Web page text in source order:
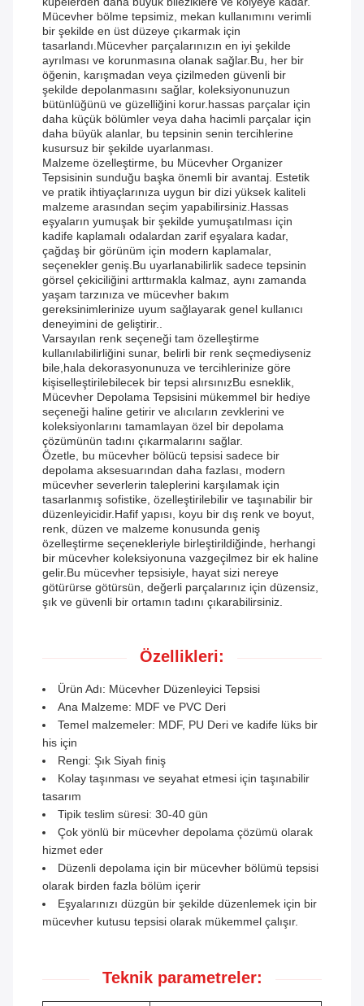
Mücevher bölme tepsimiz, mekan kullanımını verimli
bir şekilde en üst düzeye çıkarmak için
tasarlandı.Mücevher parçalarınızın en iyi şekilde
ayrılması ve korunmasına olanak sağlar.Bu, her bir
öğenin, karışmadan veya çizilmeden güvenli bir
şekilde depolanmasını sağlar, koleksiyonunuzun
bütünlüğünü ve güzelliğini korur.hassas parçalar için
daha küçük bölümler veya daha hacimli parçalar için
daha büyük alanlar, bu tepsinin senin tercihlerine
kusursuz bir şekilde uyarlanması.
Malzeme özelleştirme, bu Mücevher Organizer
Tepsisinin sunduğu başka önemli bir avantaj. Estetik
ve pratik ihtiyaçlarınıza uygun bir dizi yüksek kaliteli
malzeme arasından seçim yapabilirsiniz.Hassas
eşyaların yumuşak bir şekilde yumuşatılması için
kadife kaplamalı odalardan zarif eşyalara kadar,
çağdaş bir görünüm için modern kaplamalar,
seçenekler geniş.Bu uyarlanabilirlik sadece tepsinin
görsel çekiciliğini arttırmakla kalmaz, aynı zamanda
yaşam tarzınıza ve mücevher bakım
gereksinimlerinize uyum sağlayarak genel kullanıcı
deneyimini de geliştirir..
Varsayılan renk seçeneği tam özelleştirme
kullanılabilirliğini sunar, belirli bir renk seçmediyseniz
bile,hala dekorasyonunuza ve tercihlerinize göre
kişiselleştirilebilecek bir tepsi alırsınızBu esneklik,
Mücevher Depolama Tepsisini mükemmel bir hediye
seçeneği haline getirir ve alıcıların zevklerini ve
koleksiyonlarını tamamlayan özel bir depolama
çözümünün tadını çıkarmalarını sağlar.
Özetle, bu mücevher bölücü tepsisi sadece bir
depolama aksesuarından daha fazlası, modern
mücevher severlerin taleplerini karşılamak için
tasarlanmış sofistike, özelleştirilebilir ve taşınabilir bir
düzenleyicidir.Hafif yapısı, koyu bir dış renk ve boyut,
renk, düzen ve malzeme konusunda geniş
özelleştirme seçenekleriyle birleştirildiğinde, herhangi
bir mücevher koleksiyonuna vazgeçilmez bir ek haline
gelir.Bu mücevher tepsisiyle, hayat sizi nereye
götürürse götürsün, değerli parçalarınız için düzensiz,
şık ve güvenli bir ortamın tadını çıkarabilirsiniz.
Özellikleri:
Ürün Adı: Mücevher Düzenleyici Tepsisi
Ana Malzeme: MDF ve PVC Deri
Temel malzemeler: MDF, PU Deri ve kadife lüks bir
his için
Rengi: Şık Siyah finiş
Kolay taşınması ve seyahat etmesi için taşınabilir
tasarım
Tipik teslim süresi: 30-40 gün
Çok yönlü bir mücevher depolama çözümü olarak
hizmet eder
Düzenli depolama için bir mücevher bölümü tepsisi
olarak birden fazla bölüm içerir
Eşyalarınızı düzgün bir şekilde düzenlemek için bir
mücevher kutusu tepsisi olarak mükemmel çalışır.
Teknik parametreler: